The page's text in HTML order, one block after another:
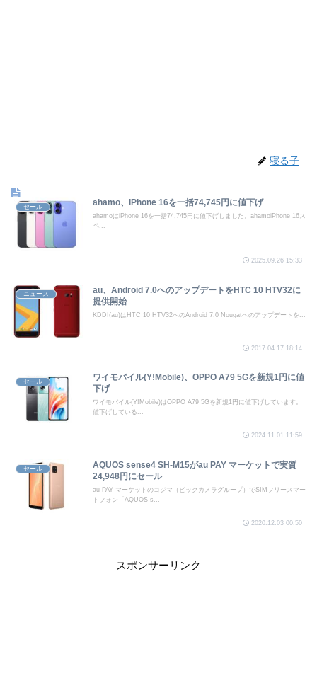
寝る子
セール ahamo、iPhone 16を一括74,745円に値下げ
ahamoはiPhone 16を一括74,745円に値下げしました。ahamoiPhone 16ス
ペ...
2025.09.26 15:33
ニュース
au、Android 7.0へのアップデートをHTC 10 HTV32に
提供開始
KDDI(au)はHTC 10 HTV32へのAndroid 7.0 Nougatへのアップデートを...
2017.04.17 18:14
セール
ワイモバイル(Y!Mobile)、OPPO A79 5Gを新規1円に値
下げ
ワイモバイル(Y!Mobile)はOPPO A79 5Gを新規1円に値下げしています。
値下げしている...
2024.11.01 11:59
セール
AQUOS sense4 SH-M15がau PAY マーケットで実質
24,948円にセール
au PAY マーケットのコジマ（ビックカメラグループ）でSIMフリースマー
トフォン「AQUOS s...
2020.12.03 00:50
スポンサーリンク